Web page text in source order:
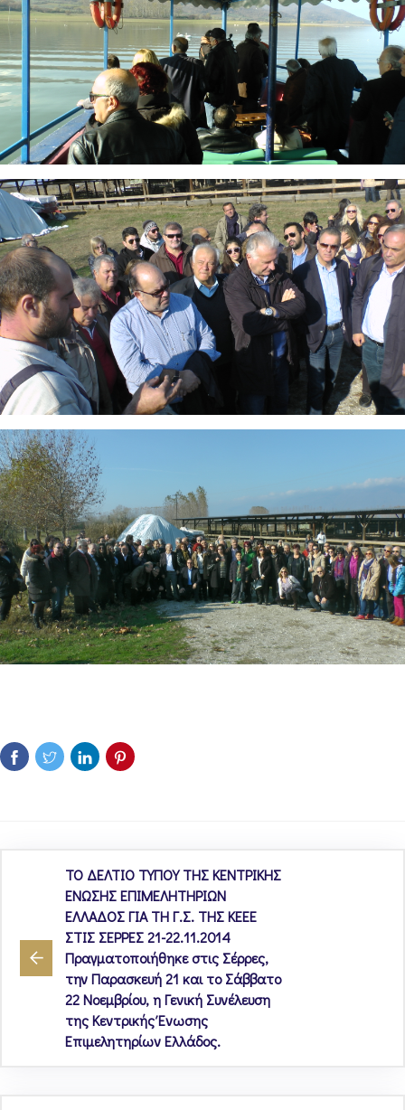
ΤΟ ΔΕΛΤΙΟ ΤΥΠΟΥ ΤΗΣ ΚΕΝΤΡΙΚΗΣ
ΕΝΩΣΗΣ ΕΠΙΜΕΛΗΤΗΡΙΩΝ
ΕΛΛΑΔΟΣ ΓΙΑ ΤΗ Γ.Σ. ΤΗΣ ΚΕΕΕ
ΣΤΙΣ ΣΕΡΡΕΣ 21-22.11.2014
Πραγματοποιήθηκε στις Σέρρες,
την Παρασκευή 21 και το Σάββατο
22 Νοεμβρίου, η Γενική Συνέλευση
της Κεντρικής Ένωσης
Επιμελητηρίων Ελλάδος.